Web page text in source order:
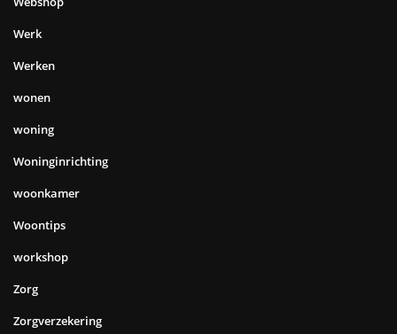
Werk
Werken
wonen
woning
Woninginrichting
woonkamer
Woontips
workshop
Zorg
Zorgverzekering